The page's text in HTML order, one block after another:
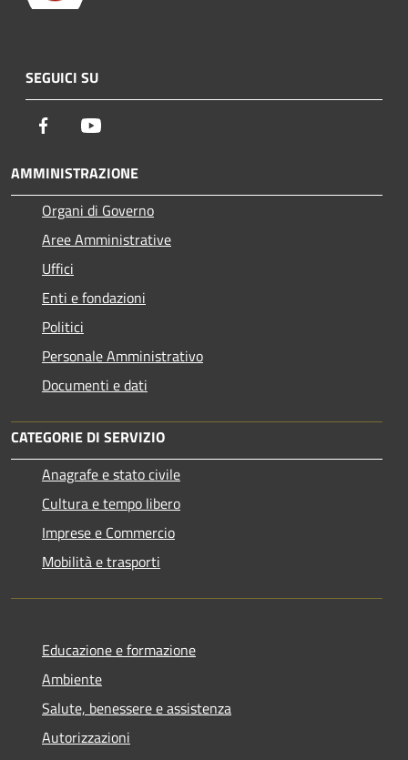
SEGUICI SU
Facebook
AMMINISTRAZIONE
Organi di Governo
Aree Amministrative
Uffici
Enti e fondazioni
Politici
Personale Amministrativo
Documenti e dati
CATEGORIE DI SERVIZIO
Anagrafe e stato civile
Cultura e tempo libero
Imprese e Commercio
Mobilità e trasporti
Educazione e formazione
Ambiente
Salute, benessere e assistenza
Autorizzazioni